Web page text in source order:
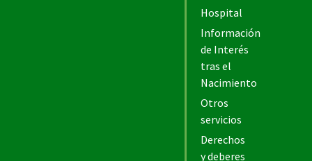
Hospital
Información
de Interés
tras el
Nacimiento
Otros
servicios
Derechos
y deberes